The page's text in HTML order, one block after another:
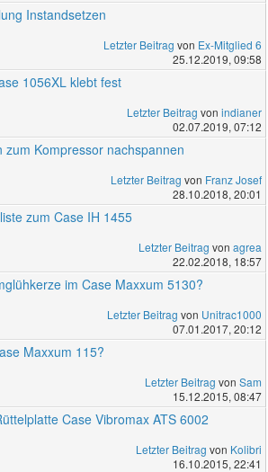
Instandsetzen
Letzter Beitrag von Ex-Mitglied 6
25.12.2019, 09:58
1056XL klebt fest
Letzter Beitrag von indianer
02.07.2019, 07:12
zum Kompressor nachspannen
Letzter Beitrag von Franz Josef
28.10.2018, 20:01
zum Case IH 1455
Letzter Beitrag von agrea
22.02.2018, 18:57
im Case Maxxum 5130?
Letzter Beitrag von Unitrac1000
07.01.2017, 20:12
Maxxum 115?
Letzter Beitrag von Sam
15.12.2015, 08:47
Case Vibromax ATS 6002
Letzter Beitrag von Kolibri
16.10.2015, 22:41